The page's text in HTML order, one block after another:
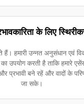
के लिए
हमारी उन्नत अनुसंधान एवं
का उपयोग करती है ताकि हमारे
बने रहें और वादों के
जा सके।